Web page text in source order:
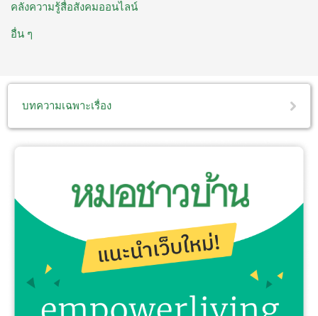
คลังความรู้สื่อสังคมออนไลน์
อื่น ๆ
บทความเฉพาะเรื่อง